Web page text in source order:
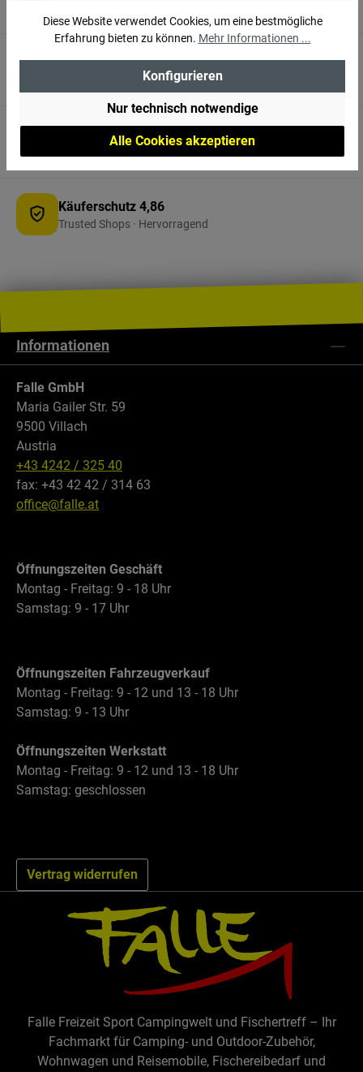
Diese Website verwendet Cookies, um eine bestmögliche
Erfahrung bieten zu können. Mehr Informationen ...
Alle Cookies akzeptieren
Nur technisch notwendige
Konfigurieren
3.000 m² vor Ort
Erlebnisshop in Villach
Persönliche Beratung
Käuferschutz 4,86
Trusted Shops · Hervorragend
Falle GmbH
Maria Gailer Str. 59
9500 Villach
Austria
+43 4242 / 325 40
fax: +43 42 42 / 314 63
office@falle.at
Öffnungszeiten Geschäft
Montag - Freitag: 9 - 18 Uhr
Samstag: 9 - 17 Uhr
Öffnungszeiten Fahrzeugverkauf
Montag - Freitag: 9 - 12 und 13 - 18 Uhr
Samstag: 9 - 13 Uhr
Öffnungszeiten Werkstatt
Montag - Freitag: 9 - 12 und 13 - 18 Uhr
Samstag: geschlossen
Vertrag widerrufen
Informationen
Falle Freizeit Sport Campingwelt und Fischertreff – Ihr
Fachmarkt für Camping- und Outdoor-Zubehör,
Wohnwagen und Reisemobile, Fischereibedarf und